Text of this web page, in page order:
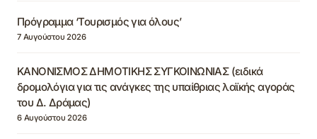
Πρόγραμμα ‘Τουρισμός για όλους’
7 Αυγούστου 2026
ΚΑΝΟΝΙΣΜΟΣ ΔΗΜΟΤΙΚΗΣ ΣΥΓΚΟΙΝΩΝΙΑΣ (ειδικά
δρομολόγια για τις ανάγκες της υπαίθριας λαϊκής αγοράς
του Δ. Δράμας)
6 Αυγούστου 2026